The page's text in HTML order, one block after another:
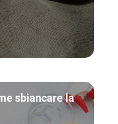
sbiancare la